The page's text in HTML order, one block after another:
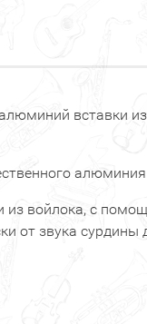
вставки
алюминия
из войлока, с
от звука